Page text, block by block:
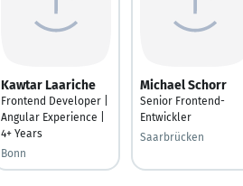
Kawtar Laariche
Frontend Developer |
Angular Experience |
4+ Years
Bonn
Michael Schorr
Senior Frontend-
Entwickler
Saarbrücken